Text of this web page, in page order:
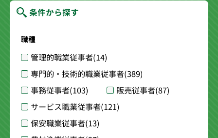
条件から探す
職種
管理的職業従事者(14)
専門的・技術的職業従事者(389)
事務従事者(103) 販売従事者(87)
サービス職業従事者(121)
保安職業従事者(13)